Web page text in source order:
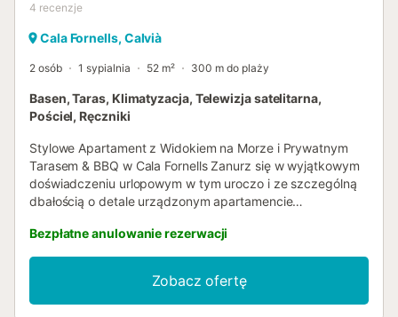
4 recenzje
Cala Fornells, Calvià
2 osób 1 sypialnia 52 m² 300 m do plaży
Basen, Taras, Klimatyzacja, Telewizja satelitarna,
Pościel, Ręczniki
Stylowe Apartament z Widokiem na Morze i Prywatnym
Tarasem & BBQ w Cala Fornells Zanurz się w wyjątkowym
doświadczeniu urlopowym w tym uroczo i ze szczególną
dbałością o detale urządzonym apartamencie
Fornells. Z tarasu, a także z niemal wszystkich
pomieszczeń, roztacza się zapierający dech w piersiach
panoramiczny widok na otwarte morze i idylliczne
zatoczki regionu – idealne tło dla niezapomnianego
wypoczynku. Sam apartament zachwyca elegancką i
Bezpłatne anulowanie rezerwacji
Zobacz ofertę